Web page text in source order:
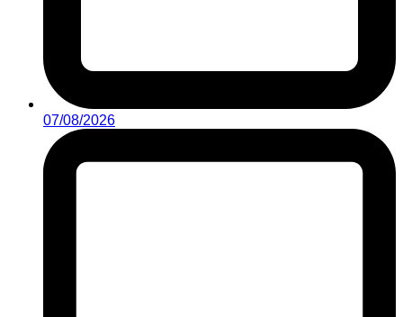
07/08/2026